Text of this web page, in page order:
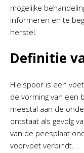
mogelijke
informeren en te
herstel.
Definitie
Hielspoor is een
de vorming van een
meestal aan de
ontstaat als gevolg
van de peesplaat
voorvoet verbindt.